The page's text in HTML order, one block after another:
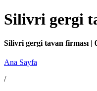
Silivri gergi
Silivri gergi tavan firması |
Ana Sayfa
/